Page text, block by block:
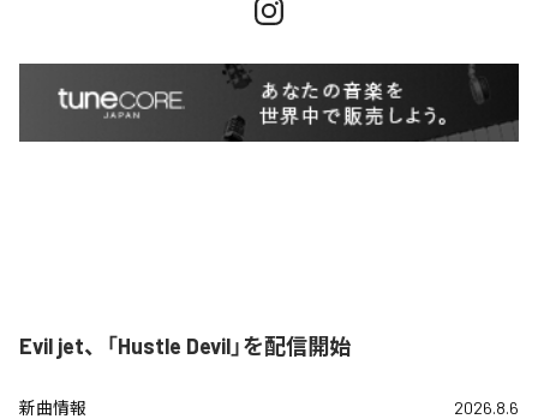
Evil jet、「Hustle Devil」を配信開始
新曲情報 2026.8.6